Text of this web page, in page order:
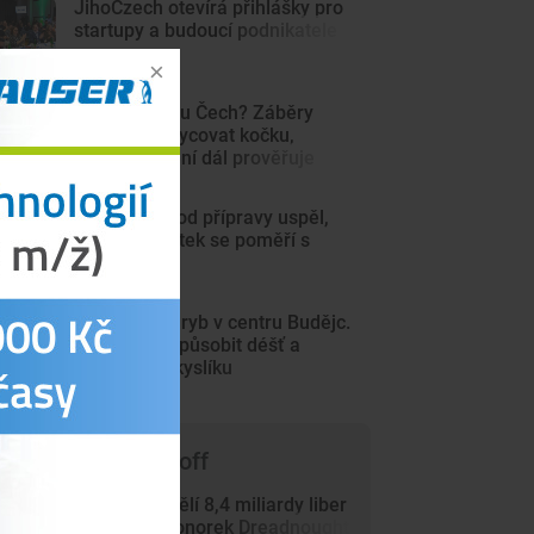
JihoCzech otevírá přihlášky pro
startupy a budoucí podnikatele
Šelma na jihu Čech? Záběry
mohou zachycovat kočku,
policie hlášení dál prověřuje
Motor na úvod přípravy uspěl,
hned ve čtvrtek se poměří s
Jihlavou
Sto mrtvých ryb v centru Budějc.
Úhyn mohl způsobit déšť a
nedostatek kyslíku
čem píše Trade-off
Británie přidělí 8,4 miliardy liber
výrobcům ponorek Dreadnought